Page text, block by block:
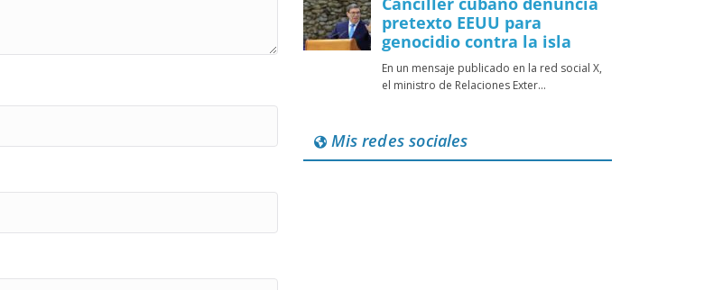
Mis redes sociales